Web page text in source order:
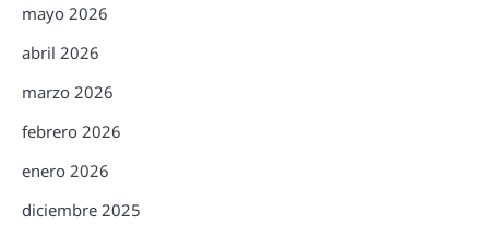
mayo 2026
abril 2026
marzo 2026
febrero 2026
enero 2026
diciembre 2025